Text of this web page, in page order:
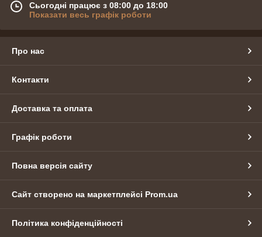
Сьогодні працює з 08:00 до 18:00
Показати весь графік роботи
Про нас
Контакти
Доставка та оплата
Графік роботи
Повна версія сайту
Сайт створено на маркетплейсі Prom.ua
Політика конфіденційності